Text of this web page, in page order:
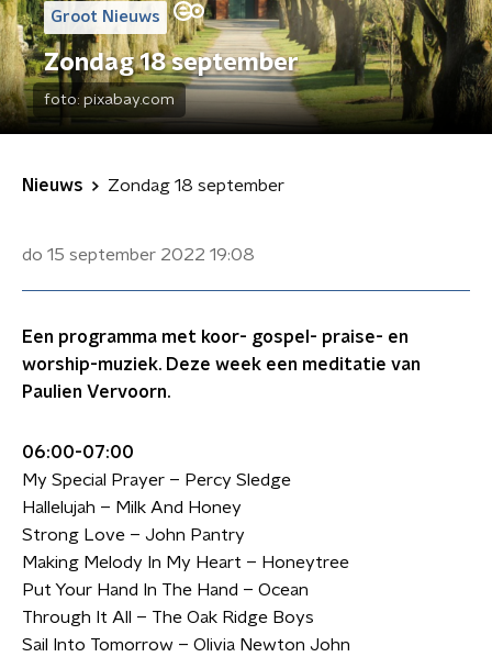
Groot Nieuws
Zondag 18 september
foto: pixabay.com
Nieuws Zondag 18 september
do 15 september 2022 19:08
Een programma met koor- gospel- praise- en
worship-muziek. Deze week een meditatie van
Paulien Vervoorn.
06:00-07:00
My Special Prayer – Percy Sledge
Hallelujah – Milk And Honey
Strong Love – John Pantry
Making Melody In My Heart – Honeytree
Put Your Hand In The Hand – Ocean
Through It All – The Oak Ridge Boys
Sail Into Tomorrow – Olivia Newton John